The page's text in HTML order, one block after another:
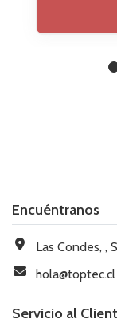
Encuéntranos
Las Condes, ,
hola@toptec.cl
Servicio al